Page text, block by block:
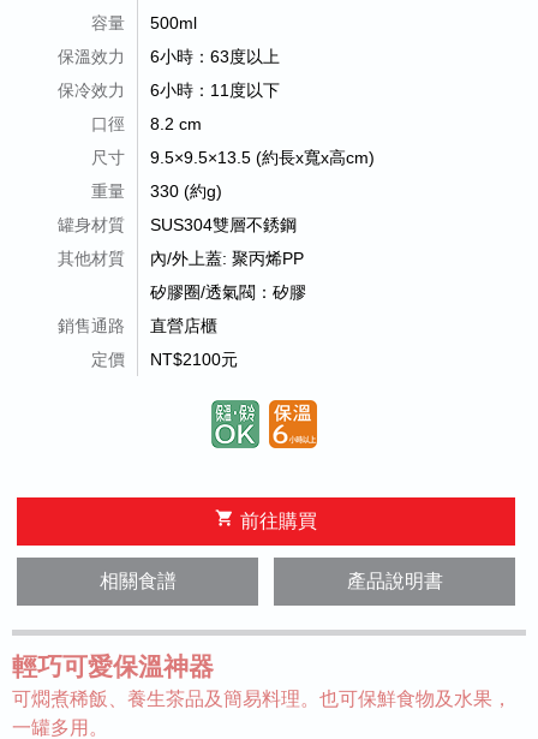
容量
500ml
保溫效力
6小時：63度以上
保冷效力
6小時：11度以下
口徑
8.2 cm
尺寸
9.5×9.5×13.5 (約長x寬x高cm)
重量
330 (約g)
罐身材質
SUS304雙層不銹鋼
其他材質
內/外上蓋: 聚丙烯PP
矽膠圈/透氣閥：矽膠
銷售通路
直營店櫃
定價
NT$2100元
shopping_cart 前往購買
相關食譜 產品說明書
輕巧可愛保溫神器
可燜煮稀飯、養生茶品及簡易料理。也可保鮮食物及水果，
一罐多用。